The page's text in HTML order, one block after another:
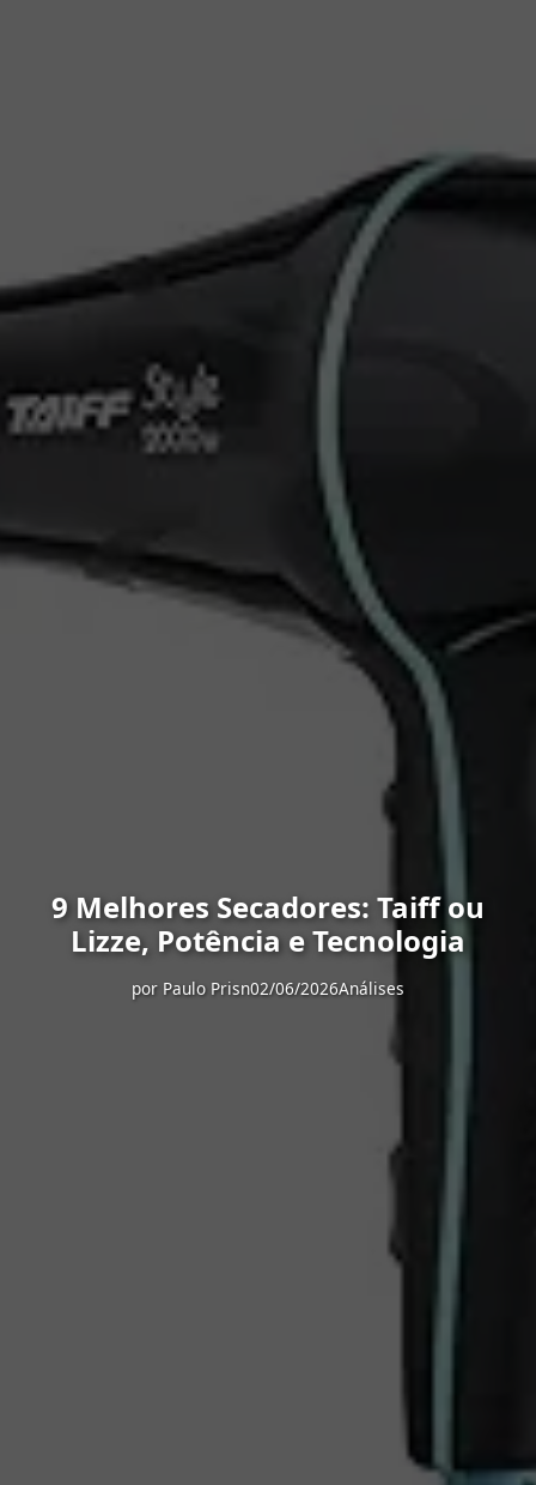
9 Melhores Secadores: Taiff ou
Lizze, Potência e Tecnologia
por Paulo Prisn02/06/2026Análises